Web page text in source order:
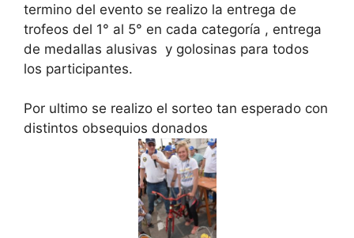
termino del evento se realizo la entrega de
trofeos del 1° al 5° en cada categoría , entrega
de medallas alusivas y golosinas para todos
los participantes.
Por ultimo se realizo el sorteo tan esperado con
distintos obsequios donados